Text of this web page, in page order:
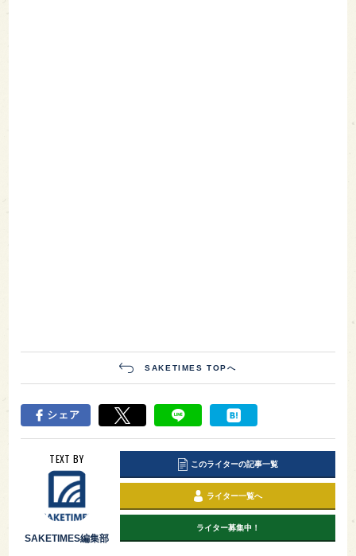
SAKETIMES TOPへ
シェア
TEXT BY
SAKETIMES編集部
このライターの記事一覧
ライター一覧へ
ライター募集中！